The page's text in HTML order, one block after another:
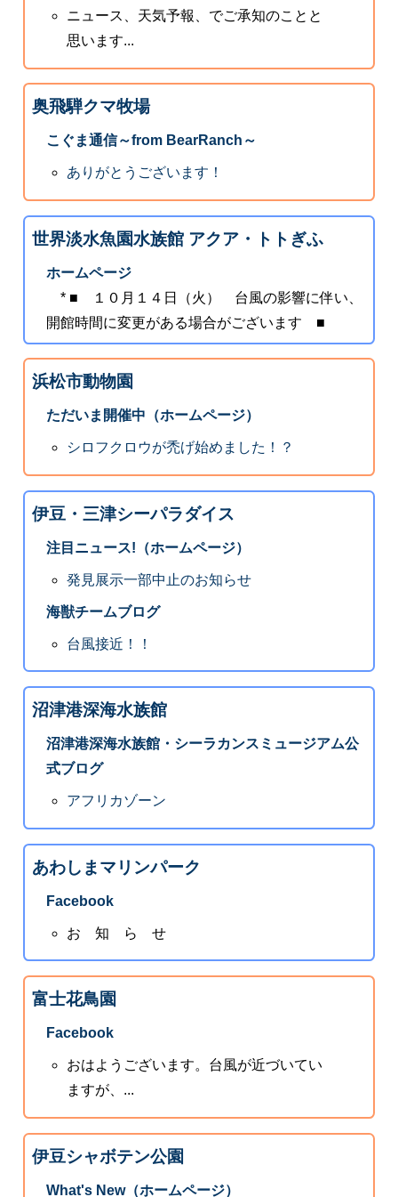
ニュース、天気予報、でご承知のことと
思います...
奥飛騨クマ牧場
こぐま通信～from BearRanch～
ありがとうございます！
世界淡水魚園水族館 アクア・トトぎふ
ホームページ
* ■ １０月１４日（火） 台風の影響に伴い、
開館時間に変更がある場合がございます ■
浜松市動物園
ただいま開催中（ホームページ）
シロフクロウが禿げ始めました！？
伊豆・三津シーパラダイス
注目ニュース!（ホームページ）
発見展示一部中止のお知らせ
海獣チームブログ
台風接近！！
沼津港深海水族館
沼津港深海水族館・シーラカンスミュージアム公
式ブログ
アフリカゾーン
あわしまマリンパーク
Facebook
お 知 ら せ
富士花鳥園
Facebook
おはようございます。台風が近づいてい
ますが、...
伊豆シャボテン公園
What's New（ホームページ）